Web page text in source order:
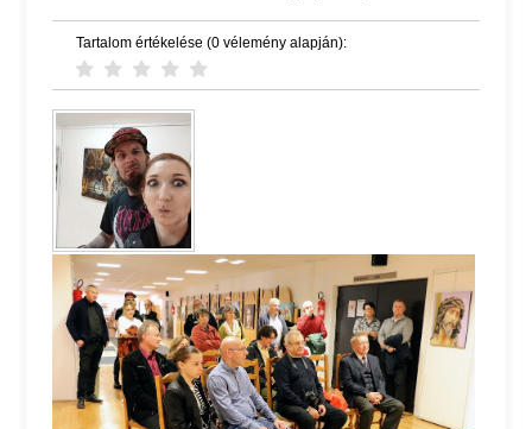
Tartalom értékelése (0 vélemény alapján):